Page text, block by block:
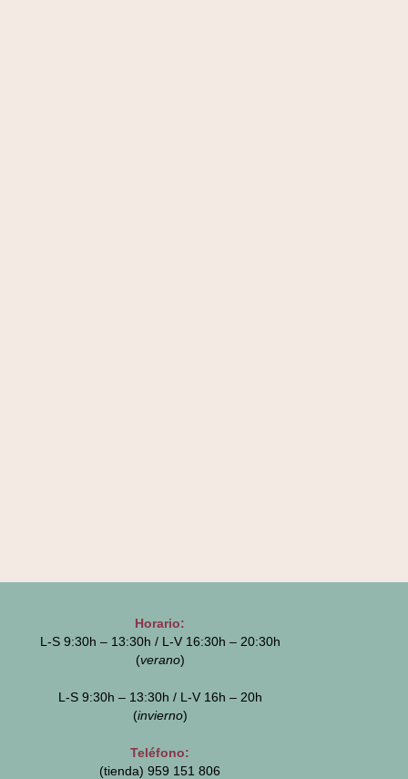
Horario:
L-S 9:30h – 13:30h / L-V 16:30h – 20:30h
(verano)
L-S 9:30h – 13:30h / L-V 16h – 20h
(invierno)
Teléfono:
(tienda) 959 151 806